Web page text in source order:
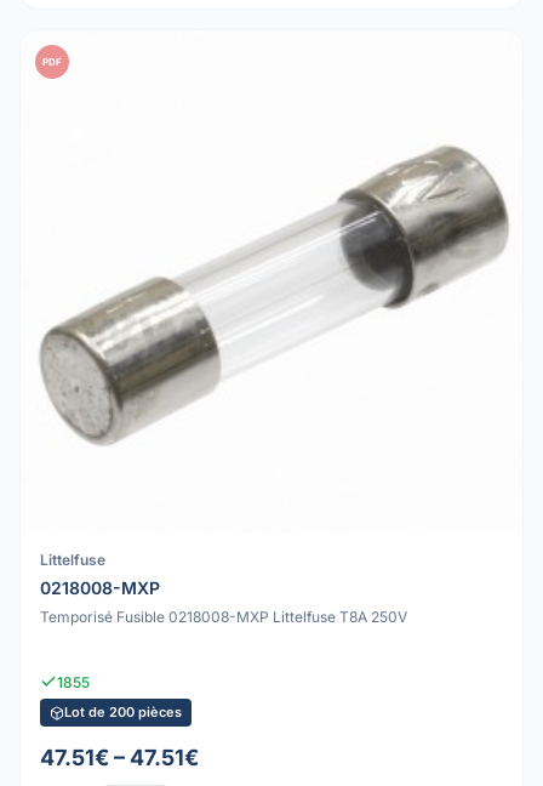
PDF
Littelfuse
0218008-MXP
Temporisé Fusible 0218008-MXP Littelfuse T8A 250V
1855
Lot de 200 pièces
47.51€ – 47.51€